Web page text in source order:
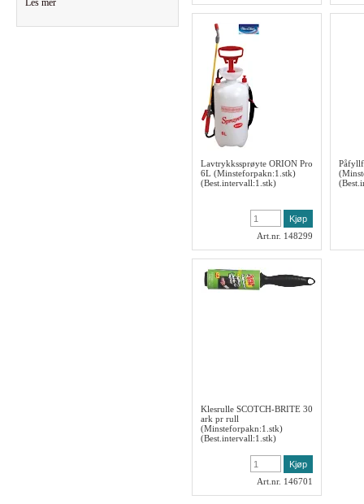
Les mer
Lavtrykkssprøyte ORION Pro
6L (Minsteforpakn:1.stk)
(Best.intervall:1.stk)
Art.nr. 148299
Klesrulle SCOTCH-BRITE 30
ark pr rull
(Minsteforpakn:1.stk)
(Best.intervall:1.stk)
Art.nr. 146701